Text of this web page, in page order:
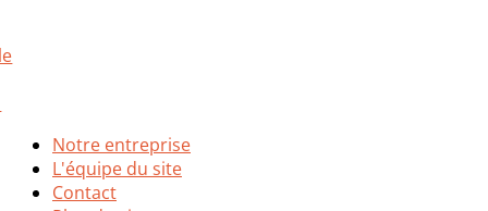
Notre entreprise
L'équipe du site
Contact